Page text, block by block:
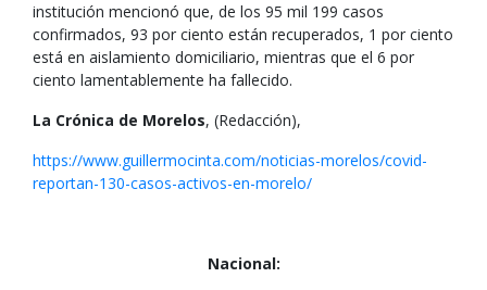
institución mencionó que, de los 95 mil 199 casos
confirmados, 93 por ciento están recuperados, 1 por ciento
está en aislamiento domiciliario, mientras que el 6 por
ciento lamentablemente ha fallecido.
La Crónica de Morelos, (Redacción),
https://www.guillermocinta.com/noticias-morelos/covid-
reportan-130-casos-activos-en-morelo/
Nacional: